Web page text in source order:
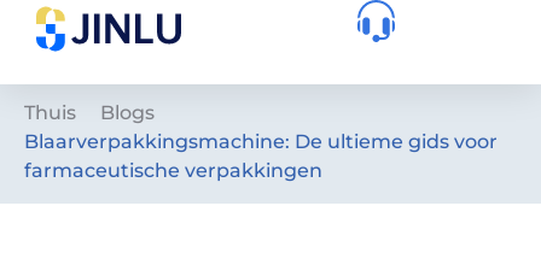
Thuis
Blogs
Blaarverpakkingsmachine: De ultieme gids voor
farmaceutische verpakkingen